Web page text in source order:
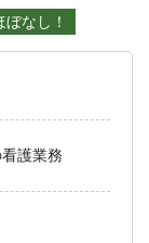
ぼなし！
護業務